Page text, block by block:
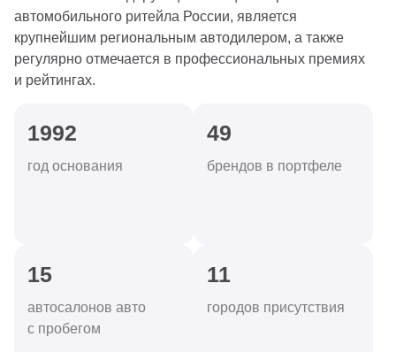
автомобильного ритейла России, является
крупнейшим региональным автодилером, а также
регулярно отмечается в профессиональных премиях
и рейтингах.
1992
год основания
49
брендов в портфеле
15
автосалонов авто
с пробегом
11
городов присутствия